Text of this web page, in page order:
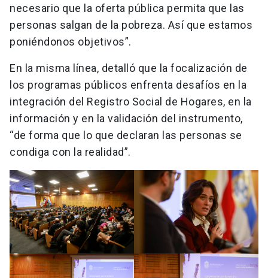
necesario que la oferta pública permita que las
personas salgan de la pobreza. Así que estamos
poniéndonos objetivos”.
En la misma línea, detalló que la focalización de
los programas públicos enfrenta desafíos en la
integración del Registro Social de Hogares, en la
información y en la validación del instrumento,
“de forma que lo que declaran las personas se
condiga con la realidad”.